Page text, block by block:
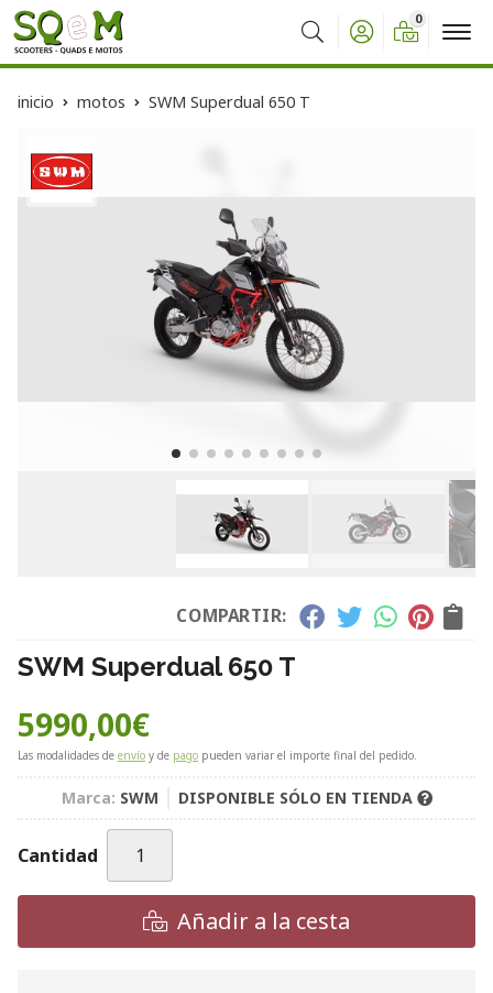
Buscar
0
inicio motos SWM Superdual 650 T
COMPARTIR:
SWM Superdual 650 T
5990,00€
Las modalidades de envío y de pago pueden variar el importe final del pedido.
Marca: SWM DISPONIBLE SÓLO EN TIENDA
Cantidad
Añadir a la cesta